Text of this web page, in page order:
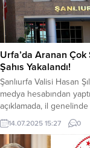
Urfa’da Aranan Çok
Şahıs Yakalandı!
Şanlıurfa Valisi Hasan
medya hesabından
açıklamada, il
şahısların
faaliyetler
bildirdi. Yapılan
14.07.2025 15:27 0